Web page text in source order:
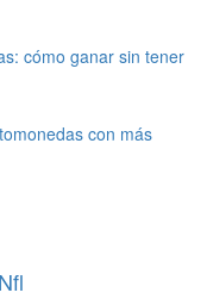
cómo ganar sin tener
con más